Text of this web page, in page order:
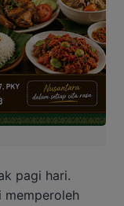
pagi hari.
memperoleh